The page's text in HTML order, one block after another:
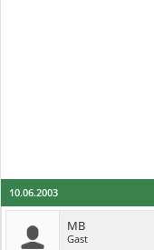
10.06.2003
MB
Gast